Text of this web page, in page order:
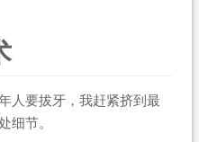
人要拔牙，我赶紧挤到最
细节。